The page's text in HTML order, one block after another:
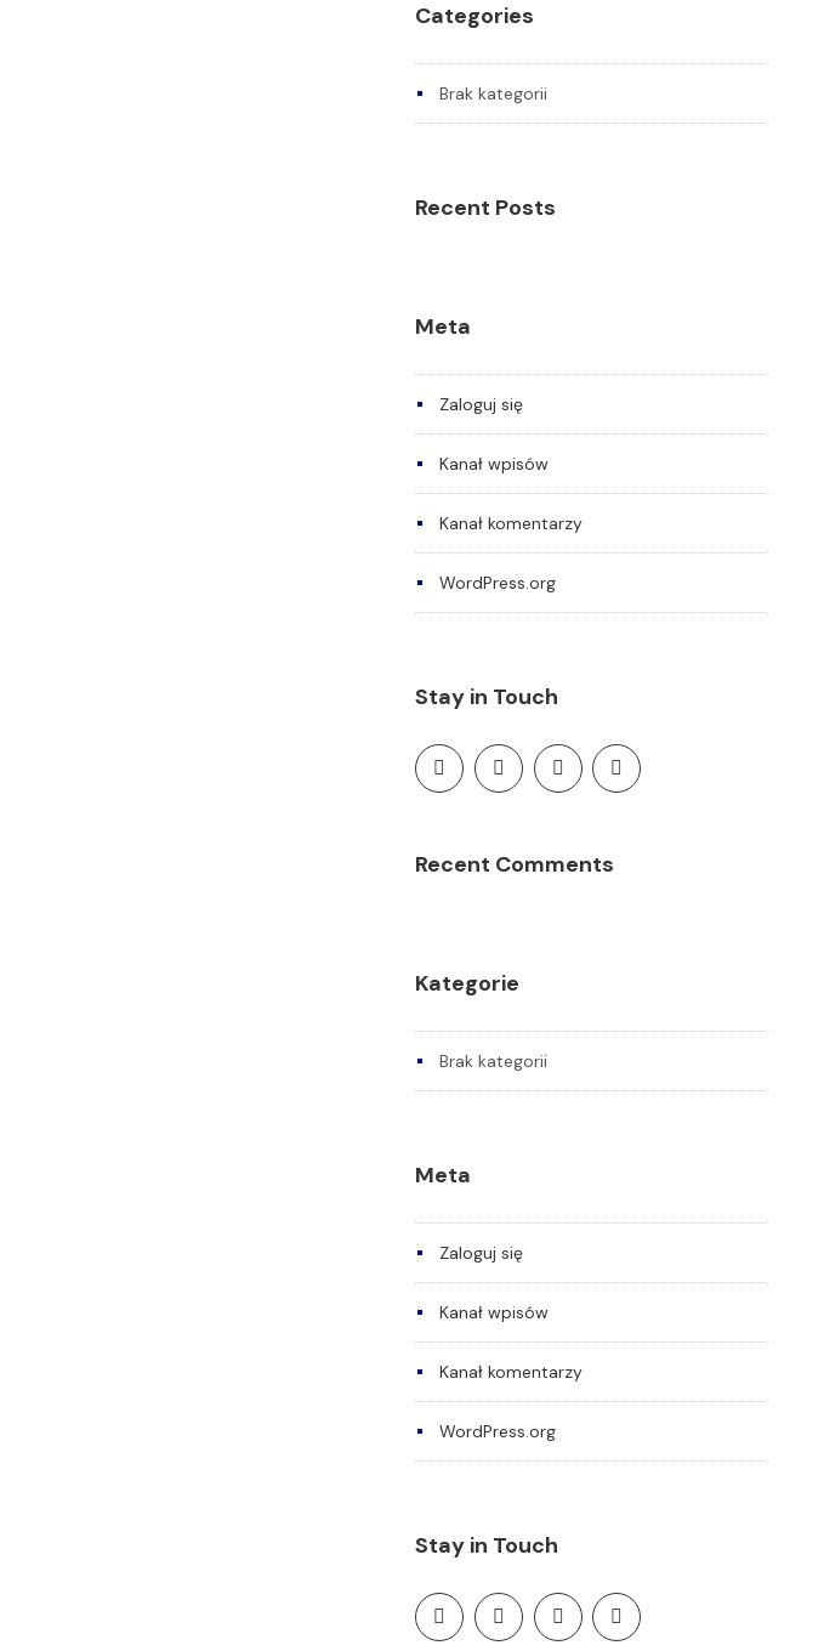
Categories
Brak kategorii
Recent Posts
Meta
Zaloguj się
Kanał wpisów
Kanał komentarzy
WordPress.org
Stay in Touch
Recent Comments
Kategorie
Brak kategorii
Meta
Zaloguj się
Kanał wpisów
Kanał komentarzy
WordPress.org
Stay in Touch